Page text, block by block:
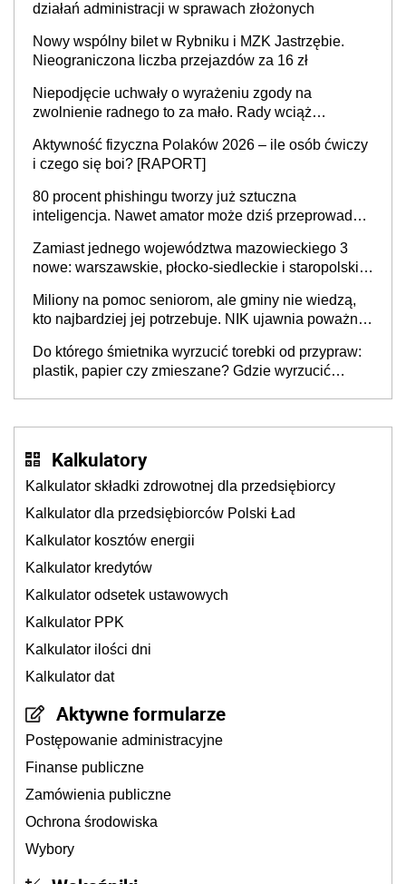
działań administracji w sprawach złożonych
Nowy wspólny bilet w Rybniku i MZK Jastrzębie.
Nieograniczona liczba przejazdów za 16 zł
Niepodjęcie uchwały o wyrażeniu zgody na
zwolnienie radnego to za mało. Rady wciąż
sprawy
Aktywność fizyczna Polaków 2026 – ile osób ćwiczy
i czego się boi? [RAPORT]
80 procent phishingu tworzy już sztuczna
inteligencja. Nawet amator może dziś przeprowadzić
Zamiast jednego województwa mazowieckiego 3
nowe: warszawskie, płocko-siedleckie i staropolskie.
stołecznych
Miliony na pomoc seniorom, ale gminy nie wiedzą,
kto najbardziej jej potrzebuje. NIK ujawnia poważną
Do którego śmietnika wyrzucić torebki od przypraw:
plastik, papier czy zmieszane? Gdzie wyrzucić
Kalkulatory
Kalkulator składki zdrowotnej dla przedsiębiorcy
Kalkulator dla przedsiębiorców Polski Ład
Kalkulator kosztów energii
Kalkulator kredytów
Kalkulator odsetek ustawowych
Kalkulator PPK
Kalkulator ilości dni
Kalkulator dat
Aktywne formularze
Postępowanie administracyjne
Finanse publiczne
Zamówienia publiczne
Ochrona środowiska
Wybory